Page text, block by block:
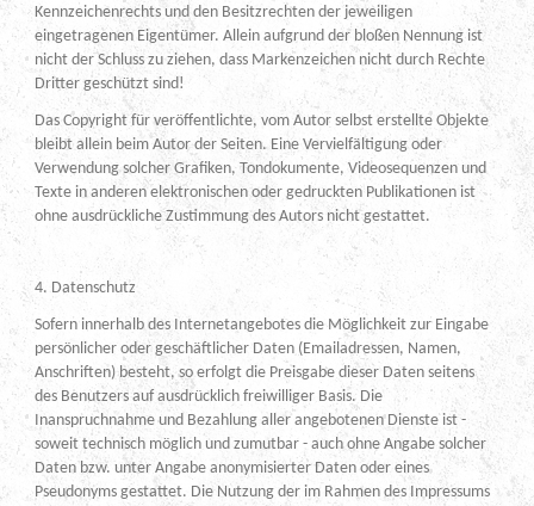
Kennzeichenrechts und den Besitzrechten der jeweiligen
eingetragenen Eigentümer. Allein aufgrund der bloßen Nennung ist
nicht der Schluss zu ziehen, dass Markenzeichen nicht durch Rechte
Dritter geschützt sind!
Das Copyright für veröffentlichte, vom Autor selbst erstellte Objekte
bleibt allein beim Autor der Seiten. Eine Vervielfältigung oder
Verwendung solcher Grafiken, Tondokumente, Videosequenzen und
Texte in anderen elektronischen oder gedruckten Publikationen ist
ohne ausdrückliche Zustimmung des Autors nicht gestattet.
4. Datenschutz
Sofern innerhalb des Internetangebotes die Möglichkeit zur Eingabe
persönlicher oder geschäftlicher Daten (Emailadressen, Namen,
Anschriften) besteht, so erfolgt die Preisgabe dieser Daten seitens
des Benutzers auf ausdrücklich freiwilliger Basis. Die
Inanspruchnahme und Bezahlung aller angebotenen Dienste ist -
soweit technisch möglich und zumutbar - auch ohne Angabe solcher
Daten bzw. unter Angabe anonymisierter Daten oder eines
Pseudonyms gestattet. Die Nutzung der im Rahmen des Impressums